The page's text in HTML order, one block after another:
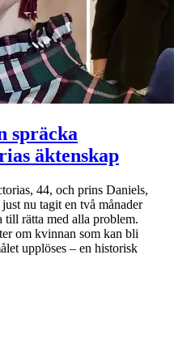
spräcka
äktenskap
44, och prins Daniels,
nu tagit en två månader
rätta med alla problem.
om kvinnan som kan bli
upplöses – en historisk